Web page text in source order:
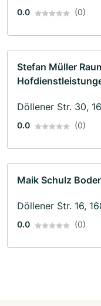
0.0 (0)
Stefan Müller
Döllener Str. 30,
0.0 (0)
Maik Schulz
Döllener Str. 16,
0.0 (0)